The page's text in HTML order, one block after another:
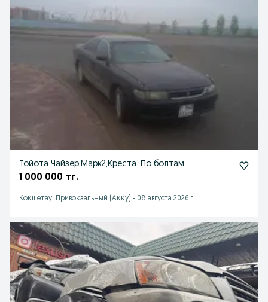
Тойота Чайзер,Марк2,Креста. По болтам.
1 000 000 тг.
Кокшетау, Привокзальный (Акку) - 08 августа 2026 г.